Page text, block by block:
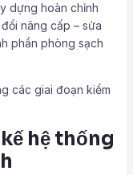
dựng hoàn chỉnh
nâng cấp – sửa
phần phòng sạch
các giai đoạn kiểm
hệ thống